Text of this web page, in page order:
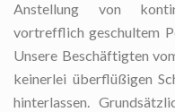
Anstellung von
vortrefflich geschultem
Unsere Beschäftigten
keinerlei überflüßigen
hinterlassen.